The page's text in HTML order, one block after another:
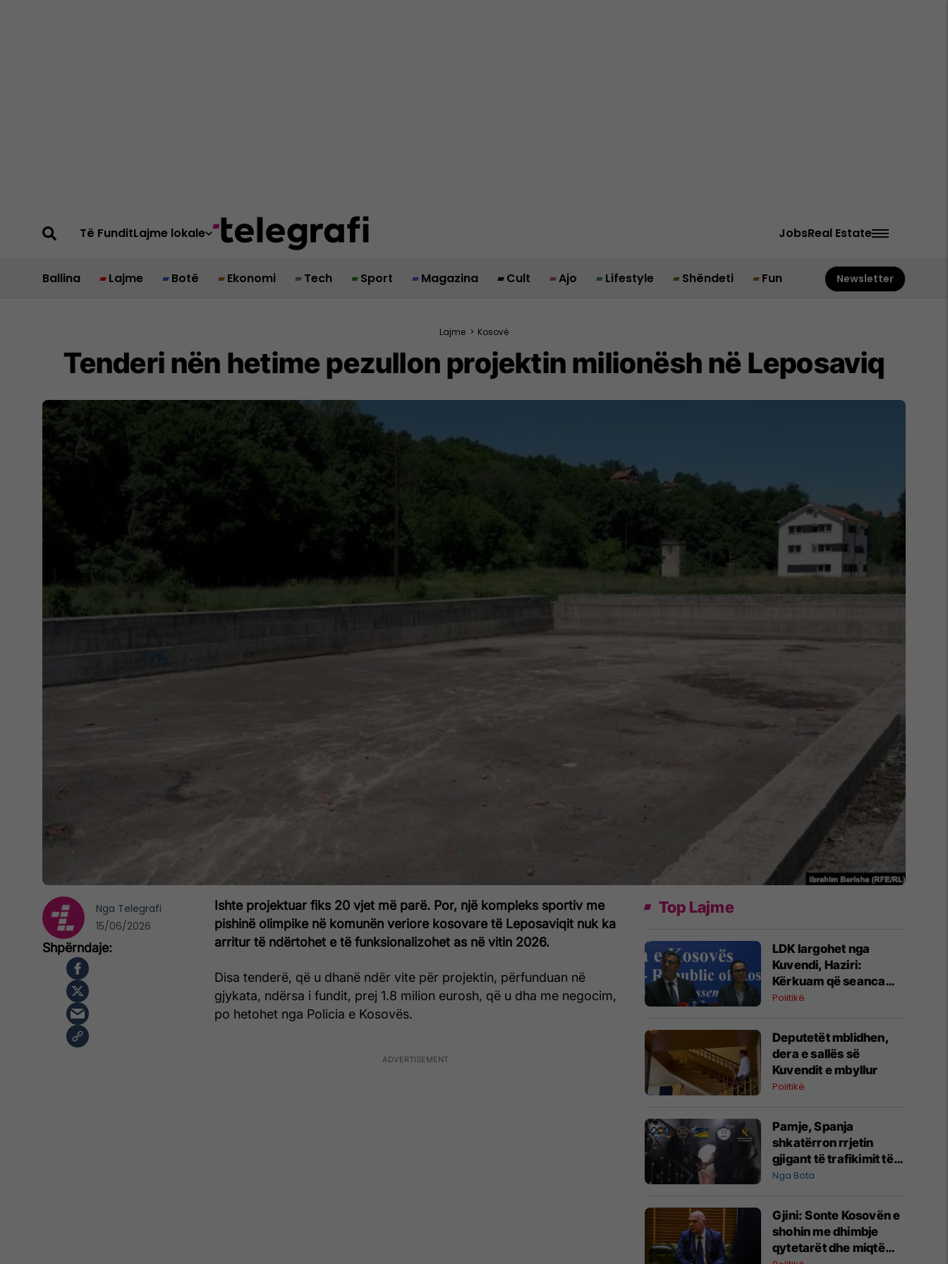
Të FunditLajme lokale JobsReal Estate
Ballina Lajme Botë Ekonomi Tech Sport Magazina Cult Ajo Lifestyle Shëndeti Fun Newsletter
Lajme > Kosovë
Tenderi nën hetime pezullon projektin milionësh në Leposaviq
Ishte projektuar fiks 20 vjet më parë. Por, një kompleks sportiv me
pishinë olimpike në komunën veriore kosovare të Leposaviqit nuk ka
arritur të ndërtohet e të funksionalizohet as në vitin 2026.
Disa tenderë, që u dhanë ndër vite për projektin, përfunduan në
gjykata, ndërsa i fundit, prej 1.8 milion eurosh, që u dha me negocim,
po hetohet nga Policia e Kosovës.
Nga Telegrafi
15/06/2026
Top Lajme
LDK largohet nga
Kuvendi, Haziri:
Kërkuam që seanca
konstituive të mbahet
Politikë
Deputetët mblidhen,
dera e sallës së
Kuvendit e mbyllur
Politikë
Pamje, Spanja
shkatërron rrjetin
gjigant të trafikimit të
emigrantëve dhe
Nga Bota
Gjini: Sonte Kosovën e
shohin me dhimbje
qytetarët dhe miqtë